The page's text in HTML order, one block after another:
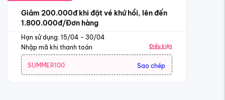
Giảm 200.000đ khi đặt vé khứ hồi, lên đến
1.800.000đ/Đơn hàng
Hạn sử dụng: 15/04 - 30/04
Nhập mã khi thanh toán
Điều kiện
SUMMER100 Sao chép